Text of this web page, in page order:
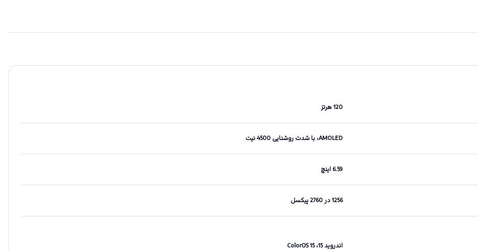
120 هرتز
AMOLED، با شدت روشنایی 4500 نیت
6.59 اینچ
1256 در 2760 پیکسل
اندروید 15، ColorOS 15